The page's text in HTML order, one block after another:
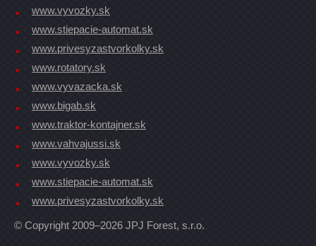
www.vyvozky.sk
www.stiepacie-automat.sk
www.privesyzastvorkolky.sk
www.rotatory.sk
www.vyvazacka.sk
www.bigab.sk
www.traktor-kontajner.sk
www.vahvajussi.sk
www.vyvozky.sk
www.stiepacie-automat.sk
www.privesyzastvorkolky.sk
© Copyright 2009–2026 JPJ Forest, s.r.o.